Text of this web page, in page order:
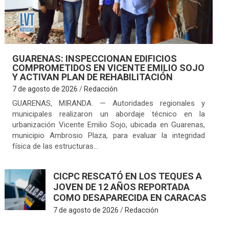
GUARENAS: INSPECCIONAN EDIFICIOS
COMPROMETIDOS EN VICENTE EMILIO SOJO
Y ACTIVAN PLAN DE REHABILITACIÓN
7 de agosto de 2026 Redacción
GUARENAS, MIRANDA. — Autoridades regionales y
municipales realizaron un abordaje técnico en la
urbanización Vicente Emilio Sojo, ubicada en Guarenas,
municipio Ambrosio Plaza, para evaluar la integridad
física de las estructuras…
CICPC RESCATÓ EN LOS TEQUES A
JOVEN DE 12 AÑOS REPORTADA
COMO DESAPARECIDA EN CARACAS
7 de agosto de 2026 Redacción